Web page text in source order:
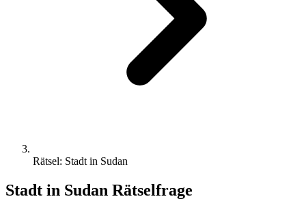
Rätsel: Stadt in Sudan
Stadt in Sudan Rätselfrage